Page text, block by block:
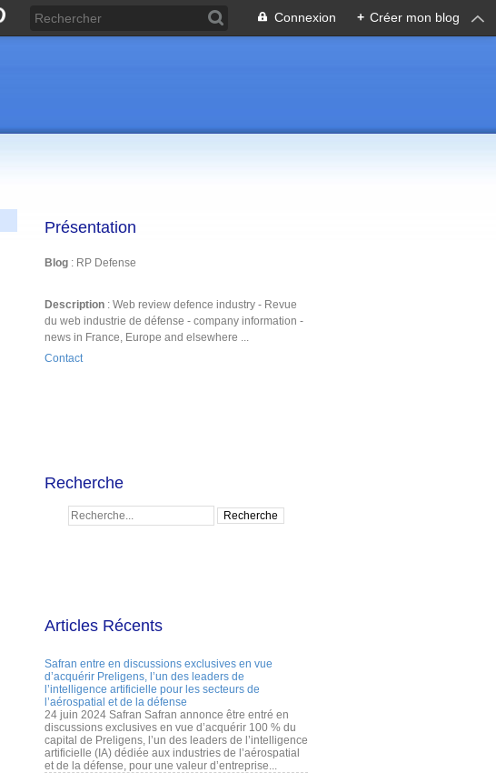
Connexion + Créer mon blog
Présentation
Blog : RP Defense
Description : Web review defence industry - Revue
du web industrie de défense - company information -
news in France, Europe and elsewhere ...
Contact
Recherche
Articles Récents
Safran entre en discussions exclusives en vue
d’acquérir Preligens, l’un des leaders de
l’intelligence artificielle pour les secteurs de
l’aérospatial et de la défense
24 juin 2024 Safran Safran annonce être entré en
discussions exclusives en vue d’acquérir 100 % du
capital de Preligens, l’un des leaders de l’intelligence
artificielle (IA) dédiée aux industries de l’aérospatial
et de la défense, pour une valeur d’entreprise...